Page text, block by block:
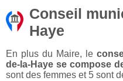
Conseil
Haye
En plus du Maire, le
de-la-Haye se compose
sont des femmes et 5 sont